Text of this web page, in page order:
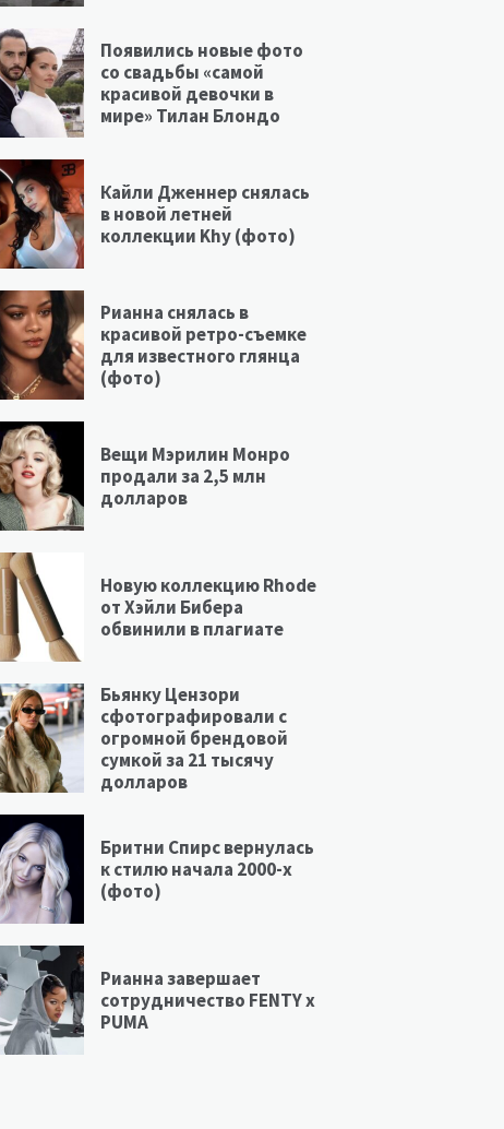
Появились новые фото
со свадьбы «самой
красивой девочки в
мире» Тилан Блондо
Кайли Дженнер снялась
в новой летней
коллекции Khy (фото)
Рианна снялась в
красивой ретро-съемке
для известного глянца
(фото)
Вещи Мэрилин Монро
продали за 2,5 млн
долларов
Новую коллекцию Rhode
от Хэйли Бибера
обвинили в плагиате
Бьянку Цензори
сфотографировали с
огромной брендовой
сумкой за 21 тысячу
долларов
Бритни Спирс вернулась
к стилю начала 2000-х
(фото)
Рианна завершает
сотрудничество FENTY х
PUMA